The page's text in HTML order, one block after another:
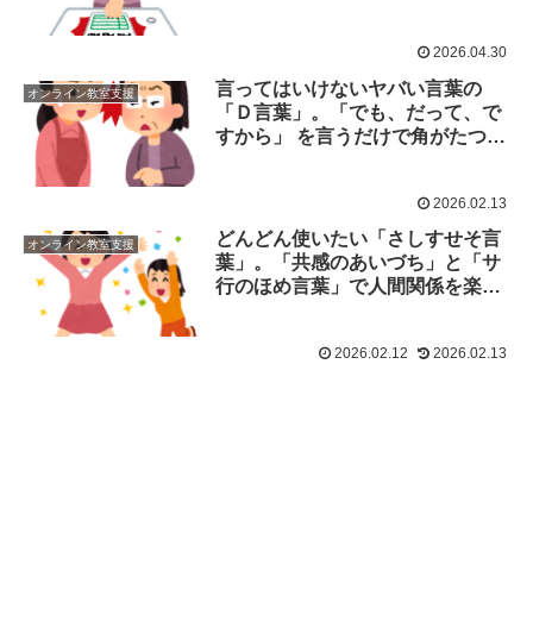
2026.04.30
オンライン教室支援
言ってはいけないヤバい言葉の
「Ｄ言葉」。「でも、だって、で
すから」 を言うだけで角がたつ。
2026.02.13
オンライン教室支援
どんどん使いたい「さしすせそ言
葉」。「共感のあいづち」と「サ
行のほめ言葉」で人間関係を楽し
2026.02.12 2026.02.13